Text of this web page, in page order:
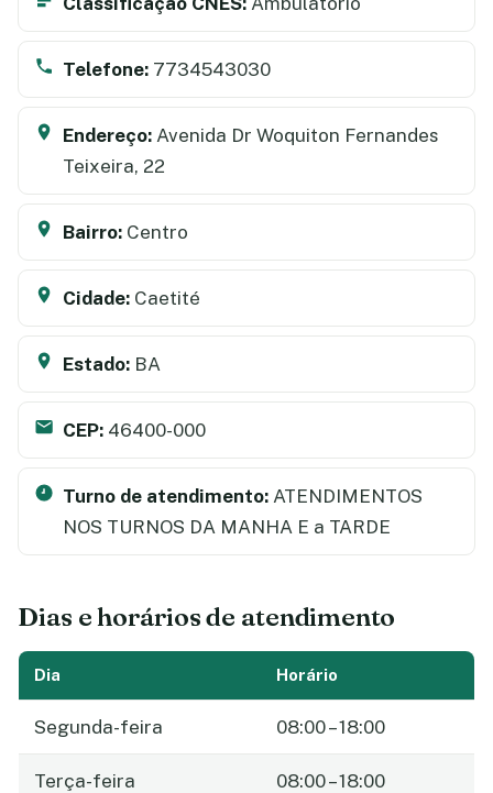
Telefone: 7734543030
Endereço: Avenida Dr Woquiton Fernandes
Teixeira, 22
Bairro: Centro
Cidade: Caetité
Estado: BA
CEP: 46400-000
Turno de atendimento: ATENDIMENTOS
NOS TURNOS DA MANHA E a TARDE
Dias e horários de atendimento
Dia Horário
Segunda-feira 08:00 – 18:00
Terça-feira 08:00 – 18:00